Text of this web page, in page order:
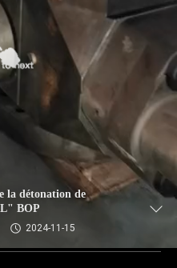
la détonation de
BOP
2024-11-15